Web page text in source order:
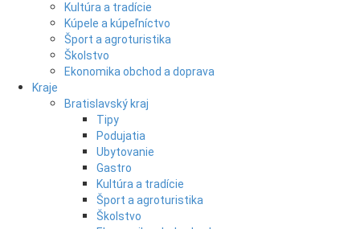
Kultúra a tradície
Kúpele a kúpeľníctvo
Šport a agroturistika
Školstvo
Ekonomika obchod a doprava
Kraje
Bratislavský kraj
Tipy
Podujatia
Ubytovanie
Gastro
Kultúra a tradície
Šport a agroturistika
Školstvo